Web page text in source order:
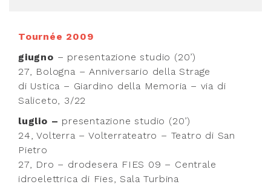
Tournée 2009
giugno – presentazione studio (20’)
27, Bologna – Anniversario della Strage
di Ustica – Giardino della Memoria – via di
Saliceto, 3/22
luglio – presentazione studio (20’)
24, Volterra – Volterrateatro – Teatro di San
Pietro
27, Dro – drodesera FIES 09 – Centrale
idroelettrica di Fies, Sala Turbina